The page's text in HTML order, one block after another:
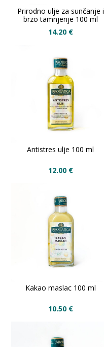
Prirodno ulje za sunčanje i
brzo tamnjenje 100 ml
14.20 €
Antistres ulje 100 ml
12.00 €
Kakao maslac 100 ml
10.50 €